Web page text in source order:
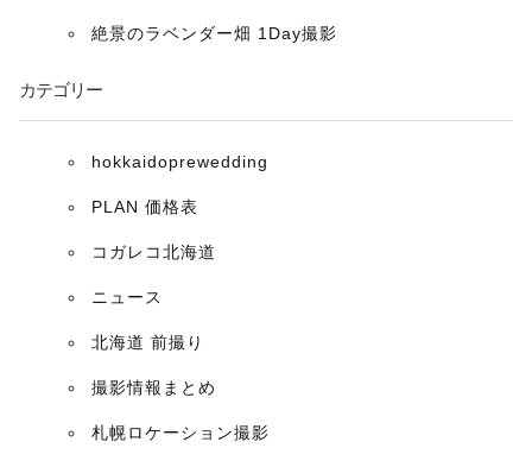
絶景のラベンダー畑 1Day撮影
カテゴリー
hokkaidoprewedding
PLAN 価格表
コガレコ北海道
ニュース
北海道 前撮り
撮影情報まとめ
札幌ロケーション撮影